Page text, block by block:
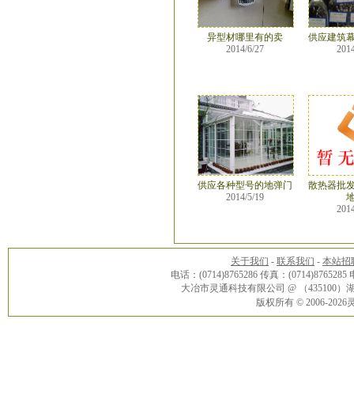
异型材哪里有的卖
2014/6/27
供应建筑
供应各种型号的地弹门
2014/5/19
散热器批
关于我们 - 联系我们 - 本站招
电话：(0714)8765286 传真：(0714)8765285
大冶市灵通科技有限公司 @ （435100
版权所有 © 2006-2026